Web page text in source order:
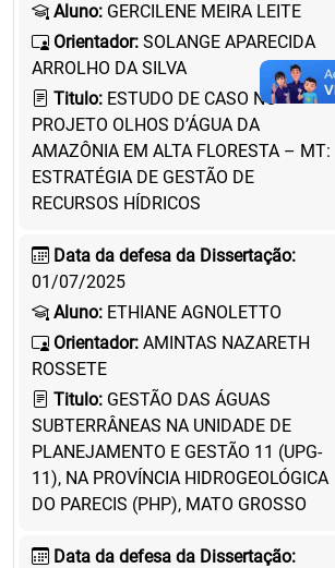
Aluno: GERCILENE MEIRA LEITE
Orientador: SOLANGE APARECIDA
ARROLHO DA SILVA
Titulo: ESTUDO DE CASO NO
PROJETO OLHOS D’ÁGUA DA
AMAZÔNIA EM ALTA FLORESTA – MT:
ESTRATÉGIA DE GESTÃO DE
RECURSOS HÍDRICOS
Data da defesa da Dissertação:
01/07/2025
Aluno: ETHIANE AGNOLETTO
Orientador: AMINTAS NAZARETH
ROSSETE
Titulo: GESTÃO DAS ÁGUAS
SUBTERRÂNEAS NA UNIDADE DE
PLANEJAMENTO E GESTÃO 11 (UPG-
11), NA PROVÍNCIA HIDROGEOLÓGICA
DO PARECIS (PHP), MATO GROSSO
Data da defesa da Dissertação: